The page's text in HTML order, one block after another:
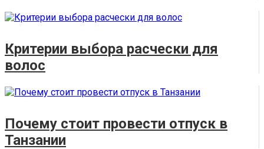
Критерии выбора расчески для
волос
Почему стоит провести отпуск в
Танзании